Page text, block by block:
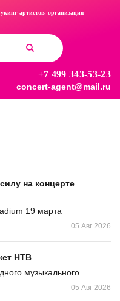
артистов, организация
+7 499 343-53-23
concert-agent@mail.ru
на концерте
19 марта
05 Авг 2026
НТВ
музыкального
05 Авг 2026